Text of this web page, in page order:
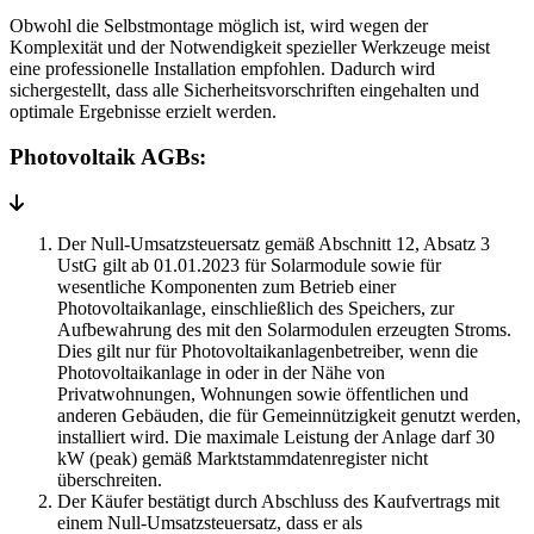
Obwohl die Selbstmontage möglich ist, wird wegen der
Komplexität und der Notwendigkeit spezieller Werkzeuge meist
eine professionelle Installation empfohlen. Dadurch wird
sichergestellt, dass alle Sicherheitsvorschriften eingehalten und
optimale Ergebnisse erzielt werden.
Photovoltaik AGBs:
Der Null-Umsatzsteuersatz gemäß Abschnitt 12, Absatz 3
UstG gilt ab 01.01.2023 für Solarmodule sowie für
wesentliche Komponenten zum Betrieb einer
Photovoltaikanlage, einschließlich des Speichers, zur
Aufbewahrung des mit den Solarmodulen erzeugten Stroms.
Dies gilt nur für Photovoltaikanlagenbetreiber, wenn die
Photovoltaikanlage in oder in der Nähe von
Privatwohnungen, Wohnungen sowie öffentlichen und
anderen Gebäuden, die für Gemeinnützigkeit genutzt werden,
installiert wird. Die maximale Leistung der Anlage darf 30
kW (peak) gemäß Marktstammdatenregister nicht
überschreiten.
Der Käufer bestätigt durch Abschluss des Kaufvertrags mit
einem Null-Umsatzsteuersatz, dass er als